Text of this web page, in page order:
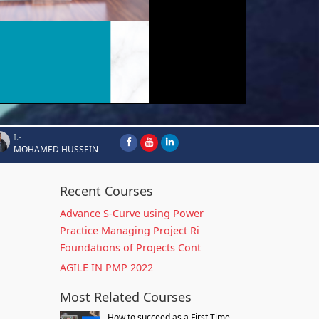
I.-
MOHAMED HUSSEIN
Recent Courses
Advance S-Curve using Power
Practice Managing Project Ri
Foundations of Projects Cont
AGILE IN PMP 2022
Most Related Courses